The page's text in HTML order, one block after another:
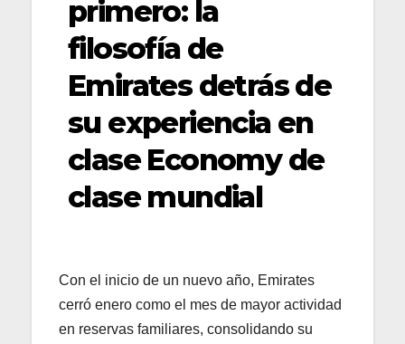
primero: la
filosofía de
Emirates detrás de
su experiencia en
clase Economy de
clase mundial
Con el inicio de un nuevo año, Emirates
cerró enero como el mes de mayor actividad
en reservas familiares, consolidando su